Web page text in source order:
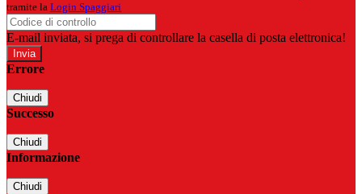
tramite la Login Spaggiari
E-mail inviata, si prega di controllare la casella di posta elettronica!
Errore
Chiudi
Successo
Chiudi
Informazione
Chiudi